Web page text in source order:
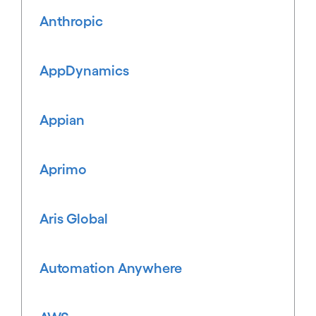
Anthropic
AppDynamics
Appian
Aprimo
Aris Global
Automation Anywhere